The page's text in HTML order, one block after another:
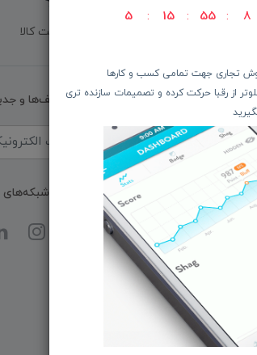
5 15 55 8
تجاری جهت تمامی کسب و کارها
از رقبا حرکت کرده و تصمیمات سازنده تری
ضمانت بازگشت کالا
سریع
سایت
ثبت سفارش
همکــاران
خصوصـی
فروشگـــاه
ما بیشتر بدانید
اطلاعات
مرسوله پستی
همکاری
از تخفیف‌ها و
ما را در